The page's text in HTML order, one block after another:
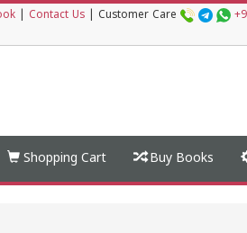
Contact Us Customer Care
Shopping Cart Buy Books